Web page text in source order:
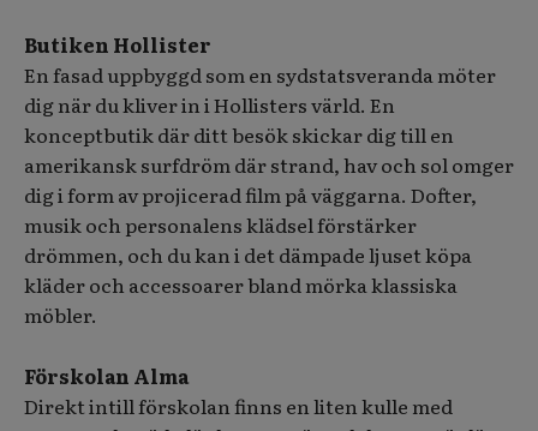
Butiken Hollister
En fasad uppbyggd som en sydstatsveranda möter
dig när du kliver in i Hollisters värld. En
konceptbutik där ditt besök skickar dig till en
amerikansk surfdröm där strand, hav och sol omger
dig i form av projicerad film på väggarna. Dofter,
musik och personalens klädsel förstärker
drömmen, och du kan i det dämpade ljuset köpa
kläder och accessoarer bland mörka klassiska
möbler.
Förskolan Alma
Direkt intill förskolan finns en liten kulle med